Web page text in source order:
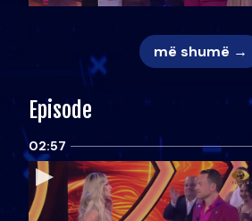
më shumë →
Episode
02:57